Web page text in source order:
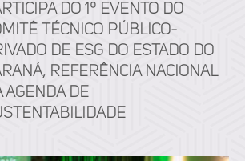
do 1º Evento do
Técnico Público-
de ESG do Estado do
referência nacional
agenda de